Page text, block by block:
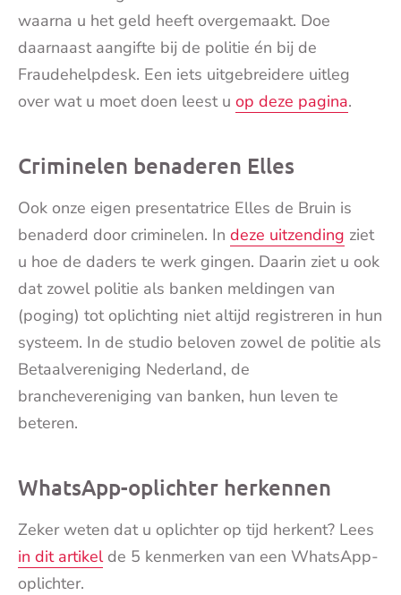
waarna u het geld heeft overgemaakt. Doe
daarnaast aangifte bij de politie én bij de
Fraudehelpdesk. Een iets uitgebreidere uitleg
over wat u moet doen leest u op deze pagina.
Criminelen benaderen Elles
Ook onze eigen presentatrice Elles de Bruin is
benaderd door criminelen. In deze uitzending ziet
u hoe de daders te werk gingen. Daarin ziet u ook
dat zowel politie als banken meldingen van
(poging) tot oplichting niet altijd registreren in hun
systeem. In de studio beloven zowel de politie als
Betaalvereniging Nederland, de
branchevereniging van banken, hun leven te
beteren.
WhatsApp-oplichter herkennen
Zeker weten dat u oplichter op tijd herkent? Lees
in dit artikelde 5 kenmerken van een WhatsApp-
oplichter.